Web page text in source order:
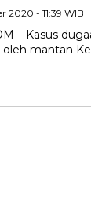
2020 - 11:39 WIB
– Kasus
oleh mantan